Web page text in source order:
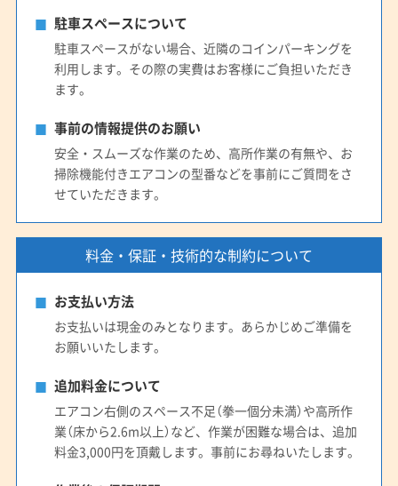
駐車スペースについて
駐車スペースがない場合、近隣のコインパーキングを
利用します。その際の実費はお客様にご負担いただき
ます。
事前の情報提供のお願い
安全・スムーズな作業のため、高所作業の有無や、お
掃除機能付きエアコンの型番などを事前にご質問をさ
せていただきます。
料金・保証・技術的な制約について
お支払い方法
お支払いは現金のみとなります。あらかじめご準備を
お願いいたします。
追加料金について
エアコン右側のスペース不足（拳一個分未満）や高所作
業（床から2.6m以上）など、作業が困難な場合は、追加
料金3,000円を頂戴します。事前にお尋ねいたします。